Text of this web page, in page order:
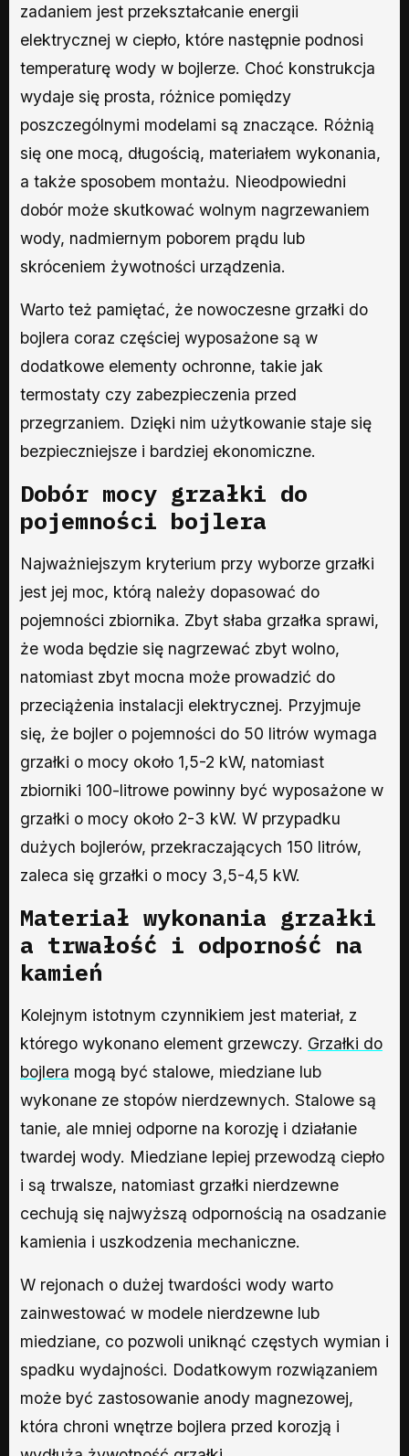
zadaniem jest przekształcanie energii
elektrycznej w ciepło, które następnie podnosi
temperaturę wody w bojlerze. Choć konstrukcja
wydaje się prosta, różnice pomiędzy
poszczególnymi modelami są znaczące. Różnią
się one mocą, długością, materiałem wykonania,
a także sposobem montażu. Nieodpowiedni
dobór może skutkować wolnym nagrzewaniem
wody, nadmiernym poborem prądu lub
skróceniem żywotności urządzenia.
Warto też pamiętać, że nowoczesne grzałki do
bojlera coraz częściej wyposażone są w
dodatkowe elementy ochronne, takie jak
termostaty czy zabezpieczenia przed
przegrzaniem. Dzięki nim użytkowanie staje się
bezpieczniejsze i bardziej ekonomiczne.
Dobór mocy grzałki do
pojemności bojlera
Najważniejszym kryterium przy wyborze grzałki
jest jej moc, którą należy dopasować do
pojemności zbiornika. Zbyt słaba grzałka sprawi,
że woda będzie się nagrzewać zbyt wolno,
natomiast zbyt mocna może prowadzić do
przeciążenia instalacji elektrycznej. Przyjmuje
się, że bojler o pojemności do 50 litrów wymaga
grzałki o mocy około 1,5-2 kW, natomiast
zbiorniki 100-litrowe powinny być wyposażone w
grzałki o mocy około 2-3 kW. W przypadku
dużych bojlerów, przekraczających 150 litrów,
zaleca się grzałki o mocy 3,5-4,5 kW.
Materiał wykonania grzałki
a trwałość i odporność na
kamień
Kolejnym istotnym czynnikiem jest materiał, z
którego wykonano element grzewczy. Grzałki do
bojlera mogą być stalowe, miedziane lub
wykonane ze stopów nierdzewnych. Stalowe są
tanie, ale mniej odporne na korozję i działanie
twardej wody. Miedziane lepiej przewodzą ciepło
i są trwalsze, natomiast grzałki nierdzewne
cechują się najwyższą odpornością na osadzanie
kamienia i uszkodzenia mechaniczne.
W rejonach o dużej twardości wody warto
zainwestować w modele nierdzewne lub
miedziane, co pozwoli uniknąć częstych wymian i
spadku wydajności. Dodatkowym rozwiązaniem
może być zastosowanie anody magnezowej,
która chroni wnętrze bojlera przed korozją i